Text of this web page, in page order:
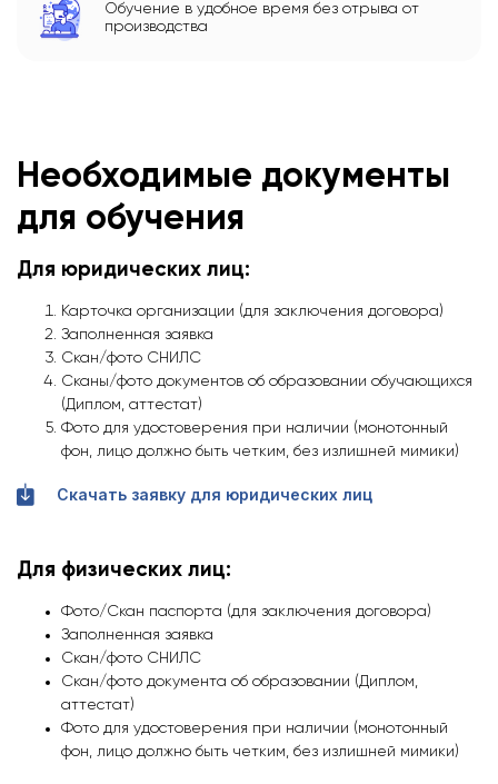
Обучение в удобное время без отрыва от
производства
Необходимые документы
для обучения
Для юридических лиц:
Карточка организации (для заключения договора)
Заполненная заявка
Скан/фото СНИЛС
Сканы/фото документов об образовании обучающихся
(Диплом, аттестат)
Фото для удостоверения при наличии (монотонный
фон, лицо должно быть четким, без излишней мимики)
Скачать заявку для юридических лиц
Для физических лиц:
Фото/Скан паспорта (для заключения договора)
Заполненная заявка
Скан/фото СНИЛС
Скан/фото документа об образовании (Диплом,
аттестат)
Фото для удостоверения при наличии (монотонный
фон, лицо должно быть четким, без излишней мимики)